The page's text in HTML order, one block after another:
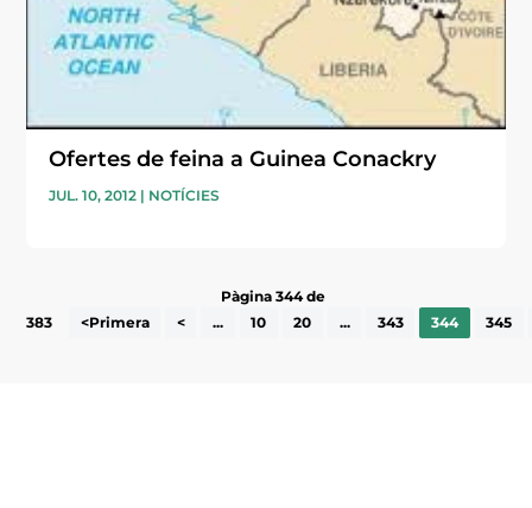
Ofertes de feina a Guinea Conackry
JUL. 10, 2012 | NOTÍCIES
Pàgina 344 de
383
<Primera < ... 10 20 ... 343 344 345